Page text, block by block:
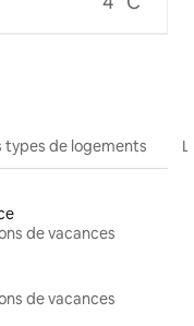
types de logements
de vacances
de vacances